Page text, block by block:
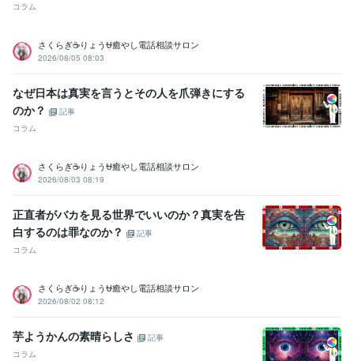
コラム
さくらぎ☕りょう⛎癒やし電話相談サロン
2026/08/05 08:03
なぜ日本は真実を言うとその人を爪弾きにする
のか？
記事
コラム
さくらぎ☕りょう⛎癒やし電話相談サロン
2026/08/03 08:19
正直者がバカを見る世界でいいのか？真実を告
白するのは罪なのか？
記事
コラム
さくらぎ☕りょう⛎癒やし電話相談サロン
2026/08/02 08:12
芋ようかんの素晴らしさ
記事
コラム